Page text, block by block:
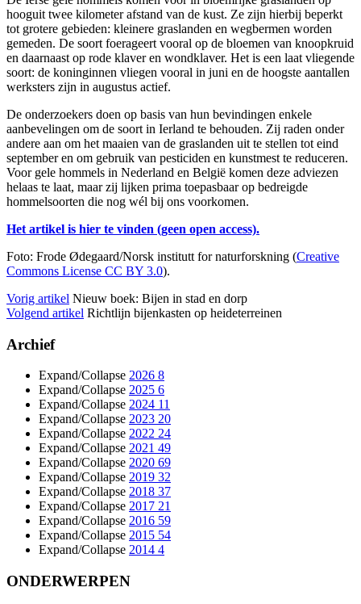
hooguit twee kilometer afstand van de kust. Ze zijn hierbij beperkt
tot grotere gebieden: kleinere graslanden en wegbermen worden
gemeden. De soort foerageert vooral op de bloemen van knoopkruid
en daarnaast op rode klaver en wondklaver. Het is een laat vliegende
soort: de koninginnen vliegen vooral in juni en de hoogste aantallen
werksters zijn in augustus actief.
De onderzoekers doen op basis van hun bevindingen enkele
aanbevelingen om de soort in Ierland te behouden. Zij raden onder
andere aan om het maaien van de graslanden uit te stellen tot eind
september en om gebruik van pesticiden en kunstmest te reduceren.
Voor gele hommels in Nederland en België komen deze adviezen
helaas te laat, maar zij lijken prima toepasbaar op bedreigde
hommelsoorten die nog wél bij ons voorkomen.
Het artikel is hier te vinden (geen open access).
Foto: Frode Ødegaard/Norsk institutt for naturforskning (Creative
Commons License CC BY 3.0).
Vorig artikel Nieuw boek: Bijen in stad en dorp
Volgend artikel Richtlijn bijenkasten op heideterreinen
Archief
Expand/Collapse 2026 8
Expand/Collapse 2025 6
Expand/Collapse 2024 11
Expand/Collapse 2023 20
Expand/Collapse 2022 24
Expand/Collapse 2021 49
Expand/Collapse 2020 69
Expand/Collapse 2019 32
Expand/Collapse 2018 37
Expand/Collapse 2017 21
Expand/Collapse 2016 59
Expand/Collapse 2015 54
Expand/Collapse 2014 4
ONDERWERPEN